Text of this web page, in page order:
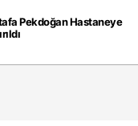
Pekdoğan Hastaneye